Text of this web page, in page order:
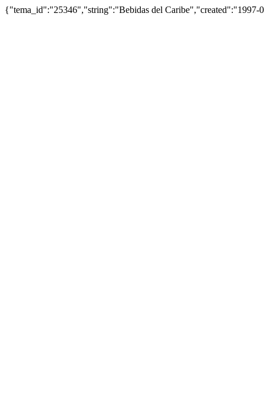
{"tema_id":"25346","string":"Bebidas del